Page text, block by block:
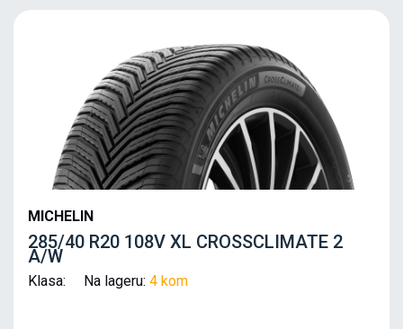
MICHELIN
285/40 R20 108V XL CROSSCLIMATE 2
A/W
Klasa: Na lageru: 4 kom